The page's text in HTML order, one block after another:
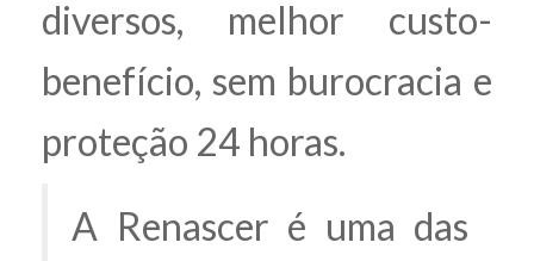
diversos, melhor custo-
benefício, sem burocracia e
proteção 24 horas.
A Renascer é uma das